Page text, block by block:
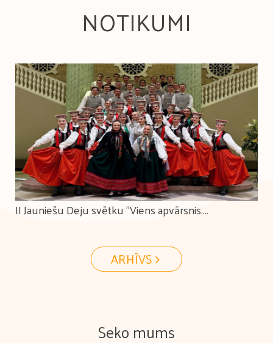
NOTIKUMI
II Jauniešu Deju svētku "Viens apvārsnis.
ARHĪVS
Seko mums